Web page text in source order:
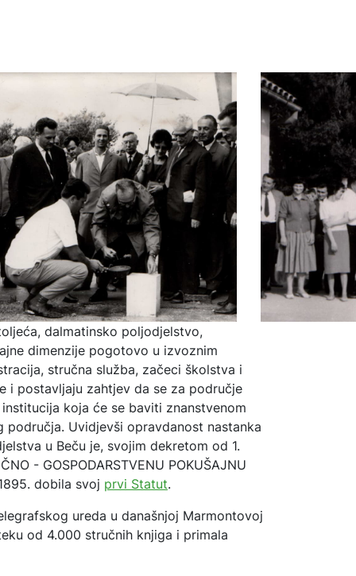
dalmatinsko poljodjelstvo,
dimenzije pogotovo u izvoznim
stručna služba, začeci školstva i
i postavljaju zahtjev da se za područje
koja će se baviti znanstvenom
Uvidjevši opravdanost nastanka
u Beču je, svojim dekretom od 1.
- GOSPODARSTVENU POKUŠAJNU
dobila svoj prvi Statut.
ureda u današnjoj Marmontovoj
od 4.000 stručnih knjiga i primala